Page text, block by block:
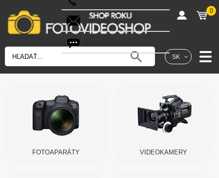
SK
shop@fotovideoshop.sk
0
FOTOAPARÁTY VIDEOKAMERY